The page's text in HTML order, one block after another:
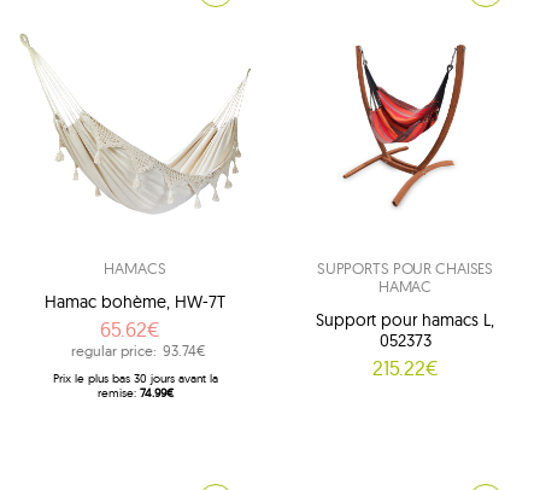
HAMACS
Hamac bohème, HW-7T
65.62€
regular price: 93.74€
Prix ​​le plus bas 30 jours avant la
remise: 74.99€
SUPPORTS POUR CHAISES
HAMAC
Support pour hamacs L,
052373
215.22€